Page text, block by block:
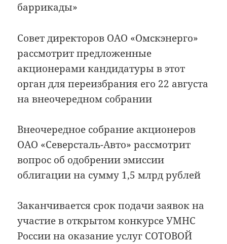
баррикады»
Совет директоров ОАО «Омскэнерго»
рассмотрит предложенные
акционерами кандидатуры в этот
орган для переизбрания его 22 августа
на внеочередном собрании
Внеочередное собрание акционеров
ОАО «Северсталь-Авто» рассмотрит
вопрос об одобрении эмиссии
облигации на сумму 1,5 млрд рублей
Заканчивается срок подачи заявок на
участие в открытом конкурсе УМНС
России на оказание услуг СОТОВОЙ